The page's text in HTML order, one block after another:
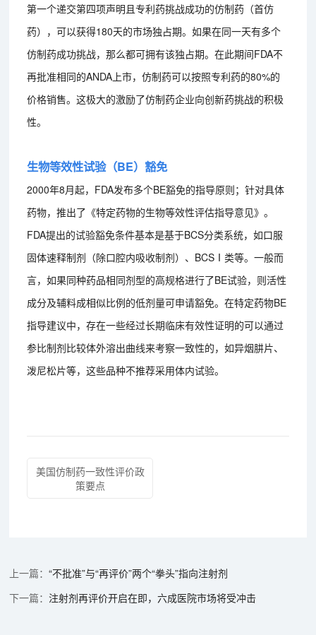
第一个递交第四项声明且专利药挑战成功的仿制药（首仿
药），可以获得180天的市场独占期。如果在同一天有多个
仿制药成功挑战，那么都可拥有该独占期。在此期间FDA不
再批准相同的ANDA上市，仿制药可以按照专利药的80%的
价格销售。这极大的激励了仿制药企业向创新药挑战的积极
性。
生物等效性试验（BE）豁免
2000年8月起，FDA发布多个BE豁免的指导原则；针对具体
药物，推出了《特定药物的生物等效性评估指导意见》。
FDA提出的试验豁免条件基本是基于BCS分类系统，如口服
固体速释制剂（除口腔内吸收制剂）、BCSⅠ类等。一般而
言，如果同种药品相同剂型的高规格进行了BE试验，则活性
成分及辅料成相似比例的低剂量可申请豁免。在特定药物BE
指导建议中，存在一些经过长期临床有效性证明的可以通过
参比制剂比较体外溶出曲线来考察一致性的，如异烟肼片、
泼尼松片等，这些品种不推荐采用体内试验。
美国仿制药一致性评价政
策要点
“不批准”与“再评价”两个“拳头”指向注射剂
注射剂再评价开启在即，六成医院市场将受冲击